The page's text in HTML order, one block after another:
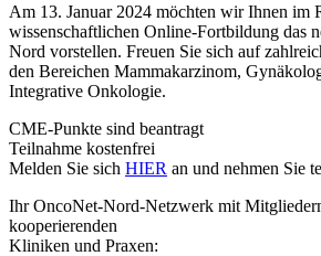
Am 13. Januar 2024 möchten wir Ihnen im
wissenschaftlichen Online-Fortbildung das
Nord vorstellen. Freuen Sie sich auf
den Bereichen Mammakarzinom,
Integrative Onkologie.
CME-Punkte sind beantragt
Teilnahme kostenfrei
Melden Sie sich HIER an und nehmen Sie
Ihr OncoNet-Nord-Netzwerk mit
kooperierenden
Kliniken und Praxen: